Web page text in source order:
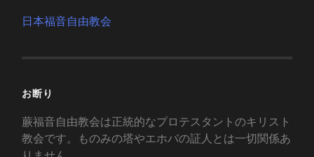
日本福音自由教会
お断り
蕨福音自由教会は正統的なプロテスタントのキリスト
教会です。ものみの塔やエホバの証人とは一切関係あ
りません。